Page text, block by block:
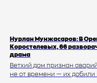
Нурлан Мунжасаров: В
Коростелевых, 66
драма
Ветхий дом признан
не от времени — их добили